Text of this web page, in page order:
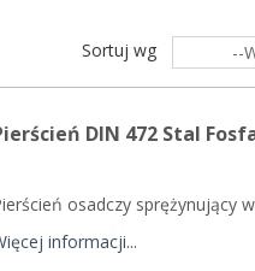
Sortuj wg --
DIN 472 Stal
osadczy sprężynujący
informacji...